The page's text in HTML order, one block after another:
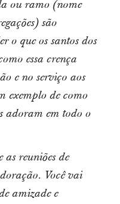
ou ramo (nome
são
o que os santos dos
essa crença
e no serviço aos
exemplo de como
adoram em todo o
reuniões de
Você vai
amizade e